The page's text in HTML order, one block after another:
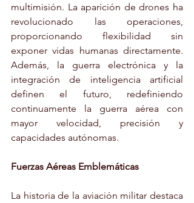
multimisión. La aparición de drones ha
revolucionado las operaciones,
proporcionando flexibilidad sin
exponer vidas humanas directamente.
Además, la guerra electrónica y la
integración de inteligencia artificial
definen el futuro, redefiniendo
continuamente la guerra aérea con
mayor velocidad, precisión y
capacidades autónomas.
Fuerzas Aéreas Emblemáticas
La historia de la aviación militar destaca